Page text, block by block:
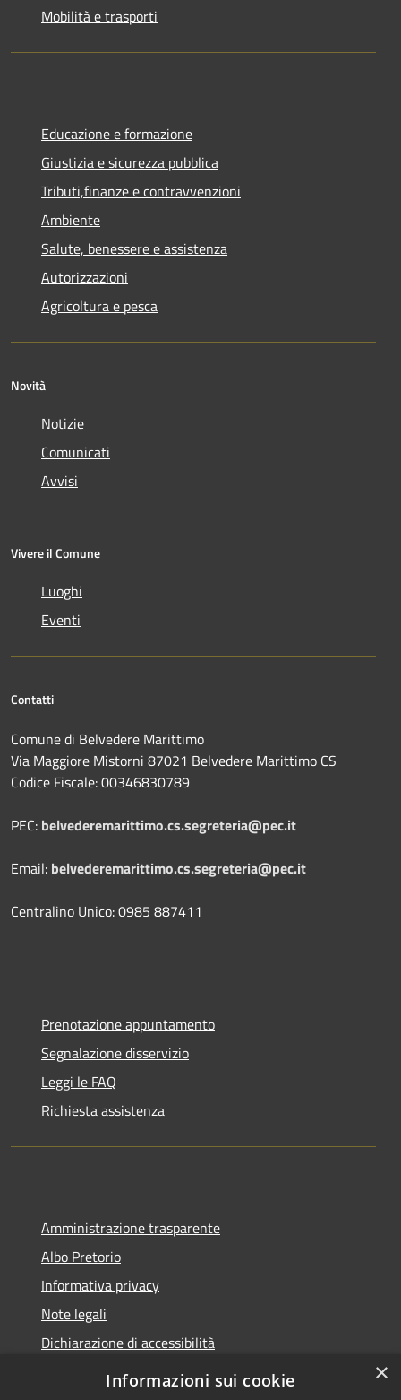
Mobilità e trasporti
Educazione e formazione
Giustizia e sicurezza pubblica
Tributi,finanze e contravvenzioni
Ambiente
Salute, benessere e assistenza
Autorizzazioni
Agricoltura e pesca
Novità
Notizie
Comunicati
Avvisi
Vivere il Comune
Luoghi
Eventi
Contatti
Comune di Belvedere Marittimo
Via Maggiore Mistorni 87021 Belvedere Marittimo CS
Codice Fiscale: 00346830789
PEC: belvederemarittimo.cs.segreteria@pec.it
Email: belvederemarittimo.cs.segreteria@pec.it
Centralino Unico: 0985 887411
Prenotazione appuntamento
Segnalazione disservizio
Leggi le FAQ
Richiesta assistenza
Amministrazione trasparente
Albo Pretorio
Informativa privacy
Note legali
Dichiarazione di accessibilità
×
Informazioni sui cookie